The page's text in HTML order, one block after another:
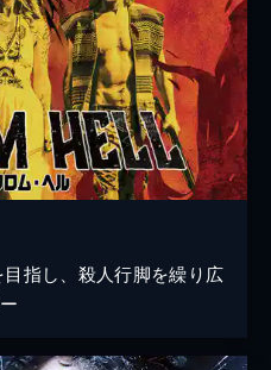
指し、殺人行脚を繰り広